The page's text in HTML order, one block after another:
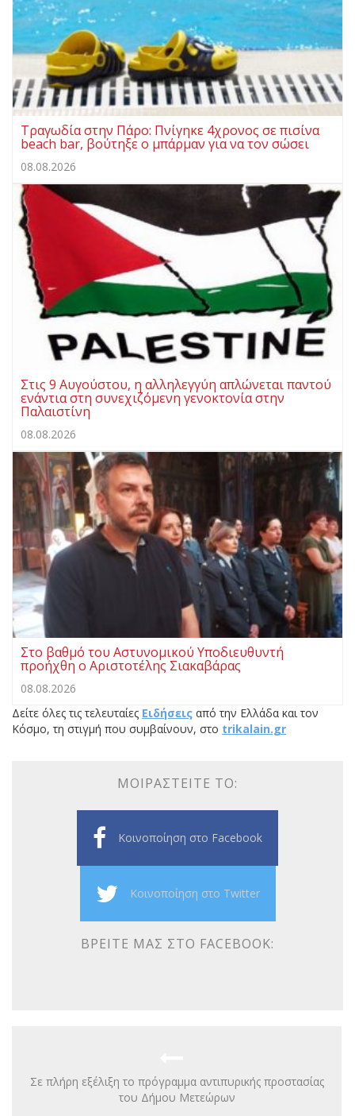
Τραγωδία στην Πάρο: Πνίγηκε 4χρονος σε πισίνα
beach bar, βούτηξε ο μπάρμαν για να τον σώσει
08.08.2026
Στις 9 Αυγούστου, η αλληλεγγύη απλώνεται παντού
ενάντια στη συνεχιζόμενη γενοκτονία στην
Παλαιστίνη
08.08.2026
Στο βαθμό του Αστυνομικού Υποδιευθυντή
προήχθη ο Αριστοτέλης Σιακαβάρας
08.08.2026
Δείτε όλες τις τελευταίες Ειδήσεις από την Ελλάδα και τον
Κόσμο, τη στιγμή που συμβαίνουν, στο trikalain.gr
ΜΟΙΡΑΣΤΕΊΤΕ ΤΟ:
Κοινοποίηση στο Facebook
Κοινοποίηση στο Twitter
ΒΡΕΊΤΕ ΜΑΣ ΣΤΟ FACEBOOK:
Σε πλήρη εξέλιξη το πρόγραμμα αντιπυρικής προστασίας
του Δήμου Μετεώρων